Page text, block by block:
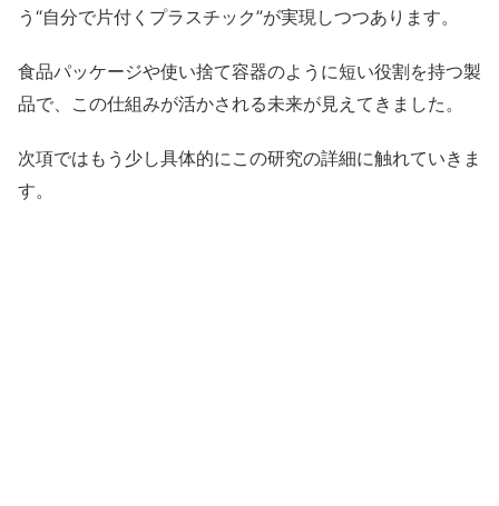
う“自分で片付くプラスチック”が実現しつつあります。
食品パッケージや使い捨て容器のように短い役割を持つ製
品で、この仕組みが活かされる未来が見えてきました。
次項ではもう少し具体的にこの研究の詳細に触れていきま
す。